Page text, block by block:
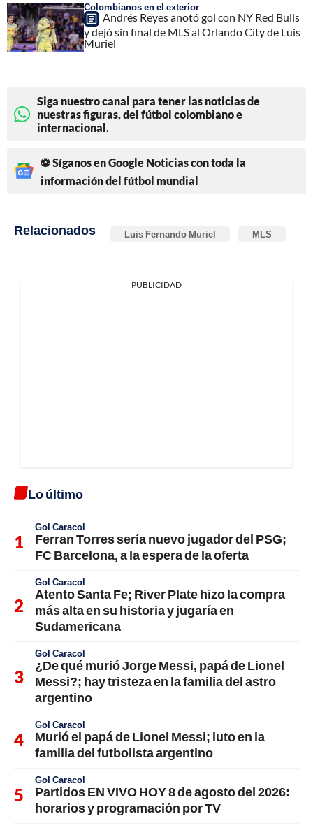
Colombianos en el exterior
Andrés Reyes anotó gol con NY Red Bulls
y dejó sin final de MLS al Orlando City de Luis
Muriel
Siga nuestro canal para tener las noticias de
nuestras figuras, del fútbol colombiano e
internacional.
⚽ Síganos en Google Noticias con toda la
información del fútbol mundial
Relacionados Luis Fernando Muriel MLS
PUBLICIDAD
Lo último
Gol Caracol
Ferran Torres sería nuevo jugador del PSG;
FC Barcelona, a la espera de la oferta
Gol Caracol
Atento Santa Fe; River Plate hizo la compra
más alta en su historia y jugaría en
Sudamericana
Gol Caracol
¿De qué murió Jorge Messi, papá de Lionel
Messi?; hay tristeza en la familia del astro
argentino
Gol Caracol
Murió el papá de Lionel Messi; luto en la
familia del futbolista argentino
Gol Caracol
Partidos EN VIVO HOY 8 de agosto del 2026:
horarios y programación por TV